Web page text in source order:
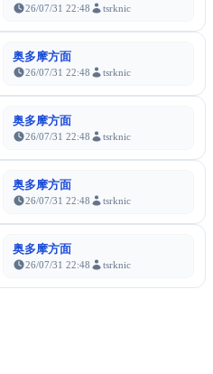
26/07/31 22:48 tsrknic
奥多摩方面
26/07/31 22:48 tsrknic
奥多摩方面
26/07/31 22:48 tsrknic
奥多摩方面
26/07/31 22:48 tsrknic
奥多摩方面
26/07/31 22:48 tsrknic